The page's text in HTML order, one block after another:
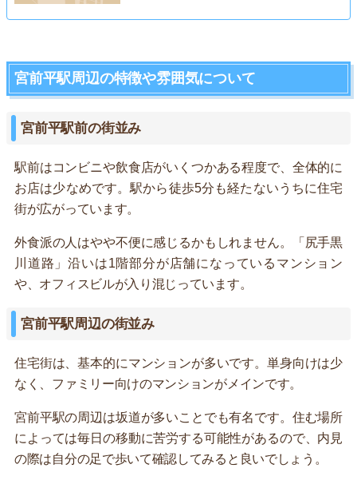
宮前平駅周辺の特徴や雰囲気について
宮前平駅前の街並み
駅前はコンビニや飲食店がいくつかある程度で、全体的に
お店は少なめです。駅から徒歩5分も経たないうちに住宅
街が広がっています。
外食派の人はやや不便に感じるかもしれません。「尻手黒
川道路」沿いは1階部分が店舗になっているマンション
や、オフィスビルが入り混じっています。
宮前平駅周辺の街並み
住宅街は、基本的にマンションが多いです。単身向けは少
なく、ファミリー向けのマンションがメインです。
宮前平駅の周辺は坂道が多いことでも有名です。住む場所
によっては毎日の移動に苦労する可能性があるので、内見
の際は自分の足で歩いて確認してみると良いでしょう。